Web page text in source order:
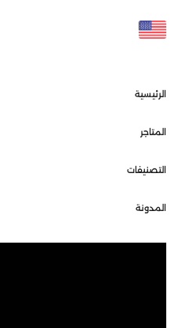
الرئيسية
المتاجر
التصنيفات
المدونة